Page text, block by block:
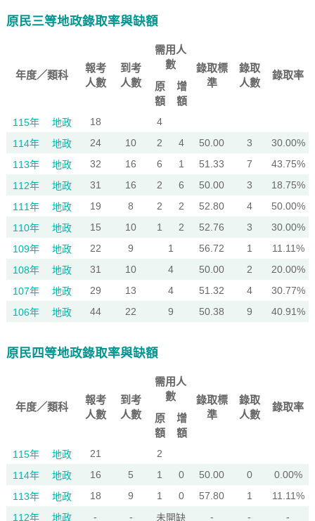
原民三等地政錄取率與缺額
年度／類科
報考
人數
到考
人數
需用人
數
錄取標
準
錄取
人數
錄取率
原
額
增
額
115年 地政 18
4
114年
地政 24 10 2 4 50.00 3
30.00%
113年
地政 32 16 6 1 51.33 7
43.75%
112年
地政 31 16 2 6 50.00 3
18.75%
111年
地政 19 8 2 2 52.80 4
50.00%
110年
地政 15 10 1 2 52.76 3
30.00%
109年
地政 22 9 1 56.72 1
11.11%
108年
地政 31 10 4 50.00 2
20.00%
107年
地政 29 13 4 51.32 4
30.77%
106年
地政 44 22 9 50.38 9 40.91%
原民四等地政錄取率與缺額
年度／類科
報考
人數
到考
人數
需用人
數
錄取標
準
錄取
人數
錄取率
原
額
增
額
115年 地政 21
2
114年
地政 16 5 1 0 50.00 0
0.00%
113年
地政 18 9 1 0 57.80 1
11.11%
112年
地政 - - 未開缺 - -
-